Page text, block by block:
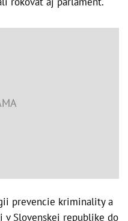
prevencie kriminality a
Slovenskej republike do